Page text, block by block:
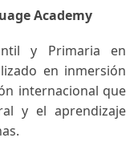
Academy
y Primaria en
en inmersión
internacional que
y el aprendizaje